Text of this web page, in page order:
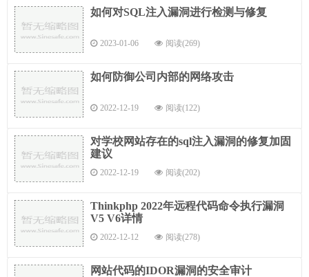
如何对SQL注入漏洞进行检测与修复
2023-01-06 阅读(269)
如何防御公司内部的网络攻击
2022-12-19 阅读(122)
对学校网站存在的sql注入漏洞的修复加固
建议
2022-12-19 阅读(202)
Thinkphp 2022年远程代码命令执行漏洞
V5 V6详情
2022-12-12 阅读(278)
网站代码的IDOR漏洞的安全审计